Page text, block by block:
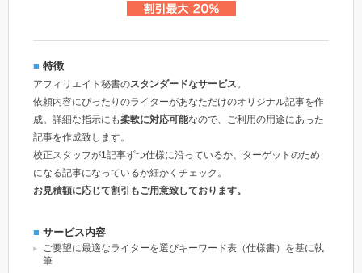
■ 特徴
アフィリエイト秘書のスタンダードなサービス。
依頼内容にぴったりのライターがあなただけのオリジナル記事を作
成。詳細な指示にも柔軟に対応可能なので、ご利用の用途にあった
記事を作成致します。
校正スタッフが1記事ずつ仕様に沿っているか、ターゲットのため
になる記事になっているか細かくチェック。
お見積額に応じて割引もご用意致しております。
■ サービス内容
ご要望に最適なライターを選びキーワード表（仕様書）を基に執
筆